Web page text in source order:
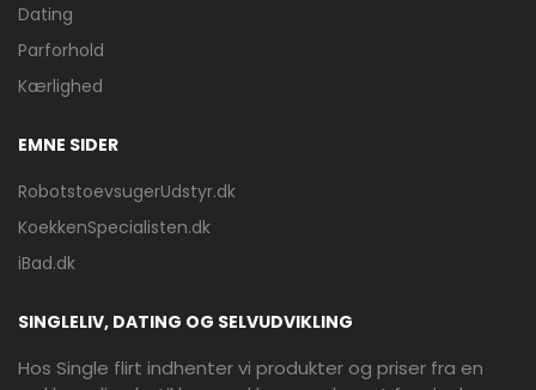
Dating
Parforhold
Kærlighed
EMNE SIDER
RobotstoevsugerUdstyr.dk
KoekkenSpecialisten.dk
iBad.dk
SINGLELIV, DATING OG SELVUDVIKLING
Hos Single flirt indhenter vi produkter og priser fra en